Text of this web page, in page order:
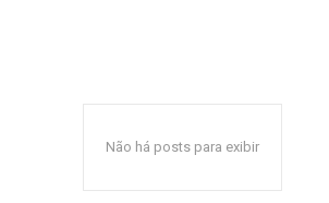
Não há posts para exibir